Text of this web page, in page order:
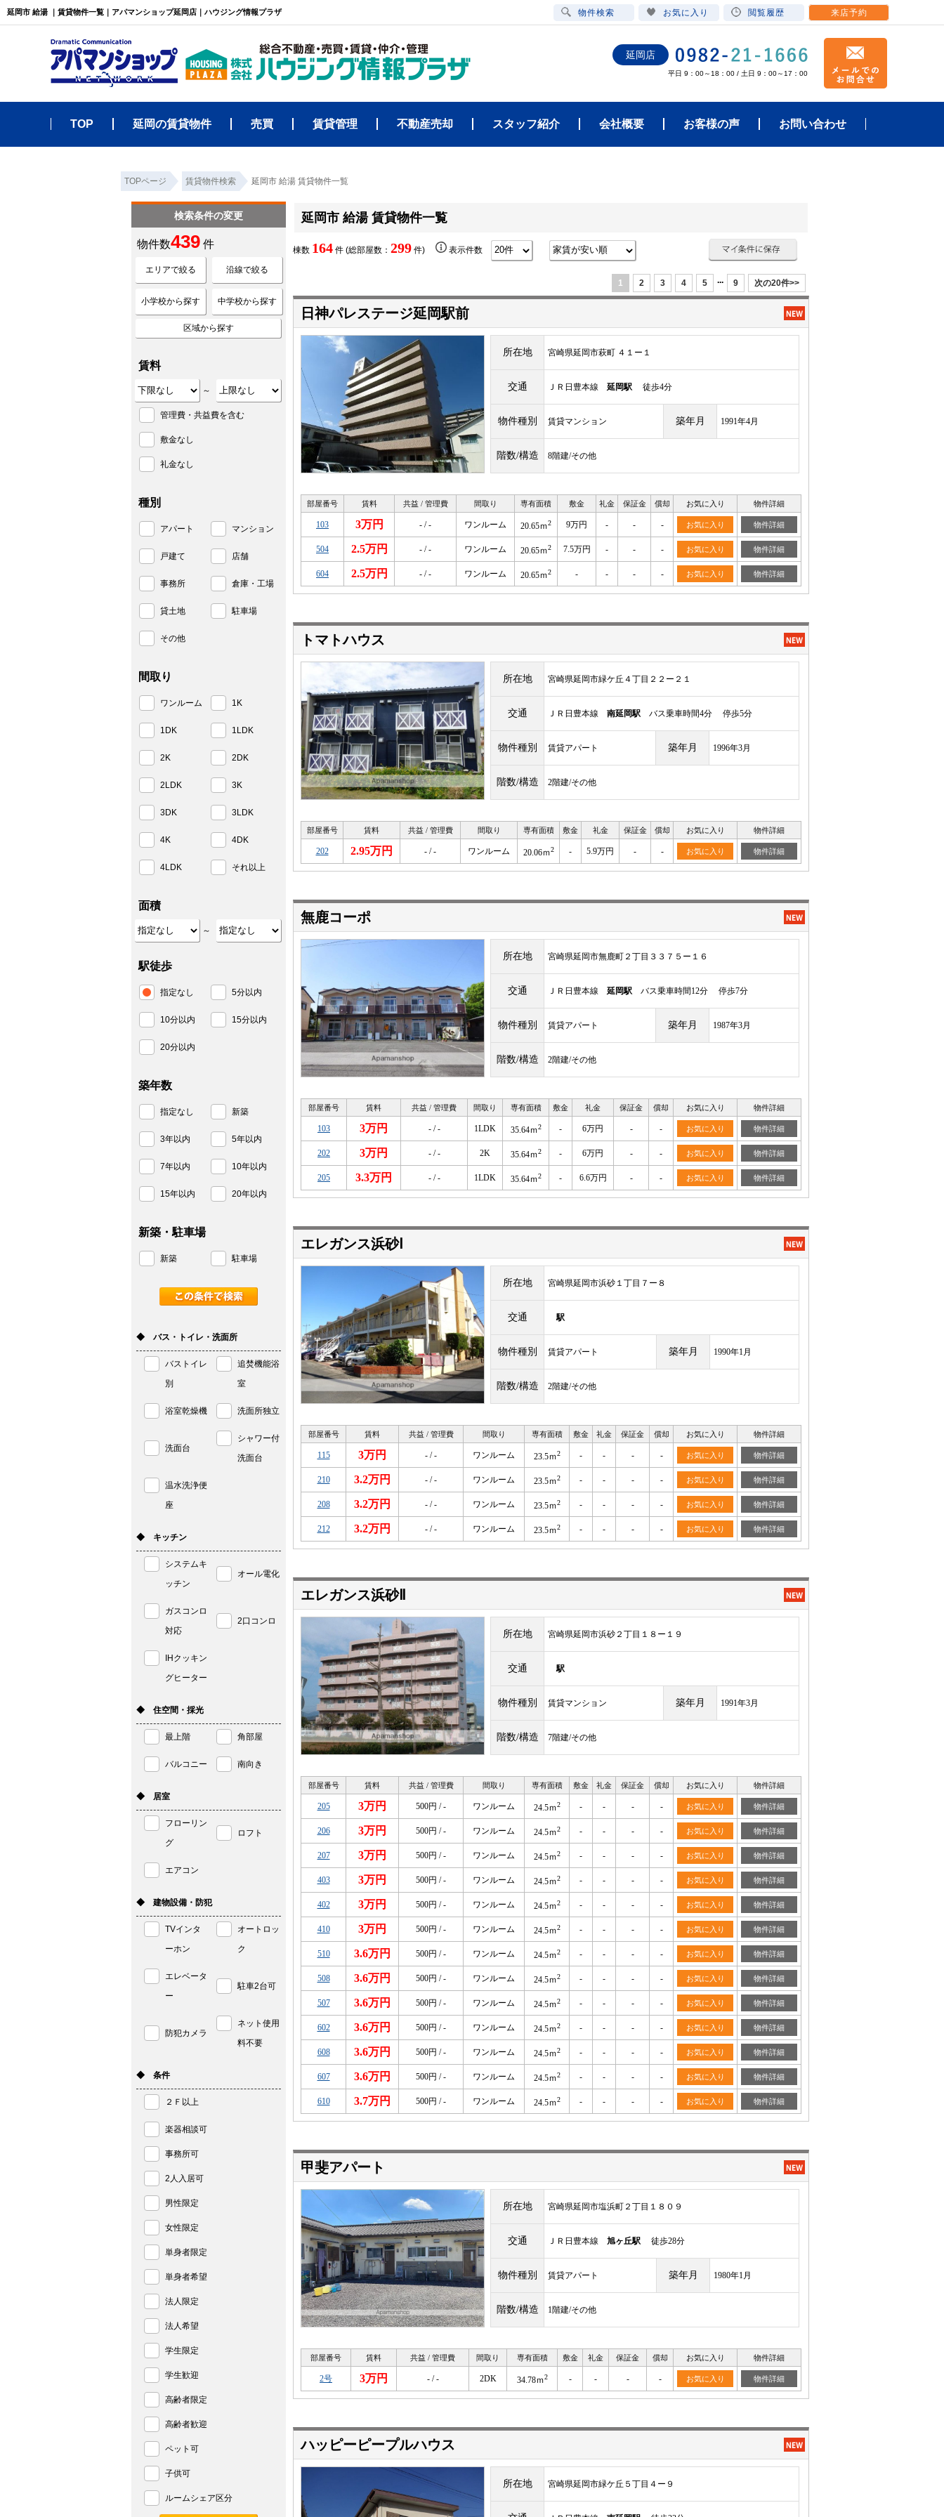
延岡市 給湯 ｜賃貸物件一覧｜アパマンショップ延岡店｜ハウジング情報プラザ
延岡店
平日 9：00～18：00 / 土日 9：00～17：00
TOP 延岡の賃貸物件 売買 賃貸管理 不動産売却 スタッフ紹介 会社概要 お客様の声 お問い合わせ
TOPページ 賃貸物件検索 延岡市 給湯 賃貸物件一覧
延岡市 給湯 賃貸物件一覧
棟数 164 件 (総部屋数： 299 件) 表示件数
1 2 3 4 5 ... 9 次の20件>>
日神パレステージ延岡駅前
所在地 宮崎県延岡市萩町 ４１ー１
交通 ＪＲ日豊本線 延岡駅 徒歩4分
物件種別 賃貸マンション 築年月 1991年4月
階数/構造 8階建/その他
部屋番号 賃料 共益 / 管理費 間取り 専有面積 敷金 礼金 保証金 償却 お気に入り 物件詳細
103 3万円 - / - ワンルーム 20.65ｍ2 9万円 - - - お気に入り 物件詳細
504 2.5万円 - / - ワンルーム 20.65ｍ2 7.5万円 - - - お気に入り 物件詳細
604 2.5万円 - / - ワンルーム 20.65ｍ2 - - - - お気に入り 物件詳細
トマトハウス
所在地 宮崎県延岡市緑ケ丘４丁目２２ー２１
交通 ＪＲ日豊本線 南延岡駅 バス乗車時間4分 停歩5分
物件種別 賃貸アパート 築年月 1996年3月
階数/構造 2階建/その他
部屋番号 賃料 共益 / 管理費 間取り 専有面積 敷金 礼金 保証金 償却 お気に入り 物件詳細
202 2.95万円 - / - ワンルーム 20.06ｍ2 - 5.9万円 - - お気に入り 物件詳細
無鹿コーポ
所在地 宮崎県延岡市無鹿町２丁目３３７５ー１６
交通 ＪＲ日豊本線 延岡駅 バス乗車時間12分 停歩7分
物件種別 賃貸アパート 築年月 1987年3月
階数/構造 2階建/その他
部屋番号 賃料 共益 / 管理費 間取り 専有面積 敷金 礼金 保証金 償却 お気に入り 物件詳細
103 3万円 - / - 1LDK 35.64ｍ2 - 6万円 - - お気に入り 物件詳細
202 3万円 - / - 2K 35.64ｍ2 - 6万円 - - お気に入り 物件詳細
205 3.3万円 - / - 1LDK 35.64ｍ2 - 6.6万円 - - お気に入り 物件詳細
エレガンス浜砂Ⅰ
所在地 宮崎県延岡市浜砂１丁目７ー８
交通 駅
物件種別 賃貸アパート 築年月 1990年1月
階数/構造 2階建/その他
部屋番号 賃料 共益 / 管理費 間取り 専有面積 敷金 礼金 保証金 償却 お気に入り 物件詳細
115 3万円 - / - ワンルーム 23.5ｍ2 - - - - お気に入り 物件詳細
210 3.2万円 - / - ワンルーム 23.5ｍ2 - - - - お気に入り 物件詳細
208 3.2万円 - / - ワンルーム 23.5ｍ2 - - - - お気に入り 物件詳細
212 3.2万円 - / - ワンルーム 23.5ｍ2 - - - - お気に入り 物件詳細
エレガンス浜砂Ⅱ
所在地 宮崎県延岡市浜砂２丁目１８ー１９
交通 駅
物件種別 賃貸マンション 築年月 1991年3月
階数/構造 7階建/その他
部屋番号 賃料 共益 / 管理費 間取り 専有面積 敷金 礼金 保証金 償却 お気に入り 物件詳細
205 3万円 500円 / - ワンルーム 24.5ｍ2 - - - - お気に入り 物件詳細
206 3万円 500円 / - ワンルーム 24.5ｍ2 - - - - お気に入り 物件詳細
207 3万円 500円 / - ワンルーム 24.5ｍ2 - - - - お気に入り 物件詳細
403 3万円 500円 / - ワンルーム 24.5ｍ2 - - - - お気に入り 物件詳細
402 3万円 500円 / - ワンルーム 24.5ｍ2 - - - - お気に入り 物件詳細
410 3万円 500円 / - ワンルーム 24.5ｍ2 - - - - お気に入り 物件詳細
510 3.6万円 500円 / - ワンルーム 24.5ｍ2 - - - - お気に入り 物件詳細
508 3.6万円 500円 / - ワンルーム 24.5ｍ2 - - - - お気に入り 物件詳細
507 3.6万円 500円 / - ワンルーム 24.5ｍ2 - - - - お気に入り 物件詳細
602 3.6万円 500円 / - ワンルーム 24.5ｍ2 - - - - お気に入り 物件詳細
608 3.6万円 500円 / - ワンルーム 24.5ｍ2 - - - - お気に入り 物件詳細
607 3.6万円 500円 / - ワンルーム 24.5ｍ2 - - - - お気に入り 物件詳細
610 3.7万円 500円 / - ワンルーム 24.5ｍ2 - - - - お気に入り 物件詳細
甲斐アパート
所在地 宮崎県延岡市塩浜町２丁目１８０９
交通 ＪＲ日豊本線 旭ヶ丘駅 徒歩28分
物件種別 賃貸アパート 築年月 1980年1月
階数/構造 1階建/その他
部屋番号 賃料 共益 / 管理費 間取り 専有面積 敷金 礼金 保証金 償却 お気に入り 物件詳細
2号 3万円 - / - 2DK 34.78ｍ2 - - - - お気に入り 物件詳細
ハッピーピープルハウス
所在地 宮崎県延岡市緑ケ丘５丁目４ー９
検索条件の変更
物件数439 件
エリアで絞る 沿線で絞る
小学校から探す 中学校から探す
区域から探す
賃料
～
管理費・共益費を含む
敷金なし
礼金なし
種別
アパート マンション
戸建て 店舗
事務所 倉庫・工場
貸土地 駐車場
その他
間取り
ワンルーム 1K
1DK 1LDK
2K 2DK
2LDK 3K
3DK 3LDK
4K 4DK
4LDK それ以上
面積
～
駅徒歩
指定なし 5分以内
10分以内 15分以内
20分以内
築年数
指定なし 新築
3年以内 5年以内
7年以内 10年以内
15年以内 20年以内
新築・駐車場
新築 駐車場
◆ バス・トイレ・洗面所
バストイレ
別
追焚機能浴
室
浴室乾燥機 洗面所独立
洗面台
シャワー付
洗面台
温水洗浄便
座
◆ キッチン
システムキ
ッチン
オール電化
ガスコンロ
対応
2口コンロ
IHクッキン
グヒーター
◆ 住空間・採光
最上階 角部屋
バルコニー 南向き
◆ 居室
フローリン
グ
ロフト
エアコン
◆ 建物設備・防犯
TVインタ
ーホン
オートロッ
ク
エレベータ
ー
駐車2台可
防犯カメラ
ネット使用
料不要
◆ 条件
２Ｆ以上
楽器相談可
事務所可
2人入居可
男性限定
女性限定
単身者限定
単身者希望
法人限定
法人希望
学生限定
学生歓迎
高齢者限定
高齢者歓迎
ペット可
子供可
ルームシェア区分
物件検索 お気に入り 閲覧履歴 来店予約